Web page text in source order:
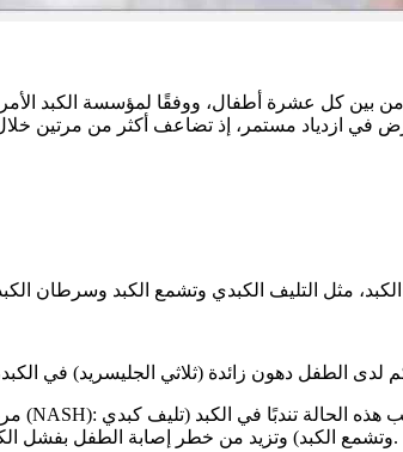
كل عشرة أطفال، ووفقًا لمؤسسة الكبد
وتشمع الكبد) وتزيد من خطر إصابة الطفل بفشل الكبد أو سرطان الكبد في مرحلة البلوغ.